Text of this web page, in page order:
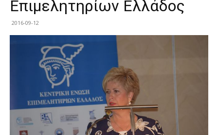
Επιμελητηρίων Ελλάδος
2016-09-12